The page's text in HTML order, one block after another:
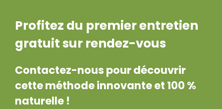
Profitez du premier entretien
gratuit sur rendez-vous
Contactez-nous pour découvrir
cette méthode innovante et 100 %
naturelle !